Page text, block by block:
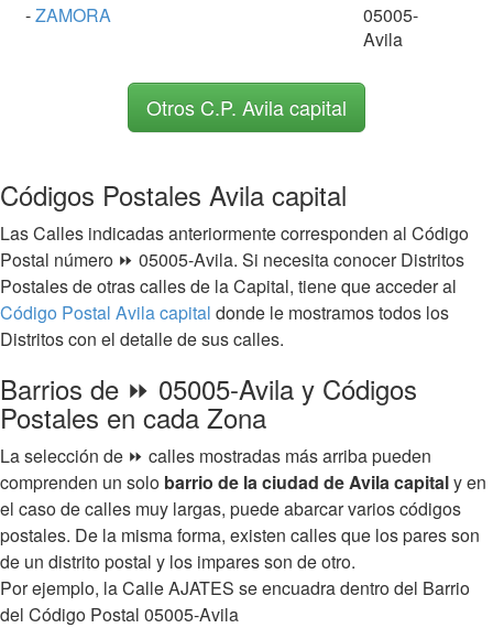
-ZAMORA
05005-
Avila
Otros C.P. Avila capital
Códigos Postales Avila capital
Las Calles indicadas anteriormente corresponden al Código
Postal número ⏩ 05005-Avila. Si necesita conocer Distritos
Postales de otras calles de la Capital, tiene que acceder al
Código Postal Avila capital donde le mostramos todos los
Distritos con el detalle de sus calles.
Barrios de ⏩ 05005-Avila y Códigos
Postales en cada Zona
La selección de ⏩ calles mostradas más arriba pueden
comprenden un solo barrio de la ciudad de Avila capitaly en
el caso de calles muy largas, puede abarcar varios códigos
postales. De la misma forma, existen calles que los pares son
de un distrito postal y los impares son de otro.
Por ejemplo, la Calle AJATES se encuadra dentro del Barrio
del Código Postal 05005-Avila